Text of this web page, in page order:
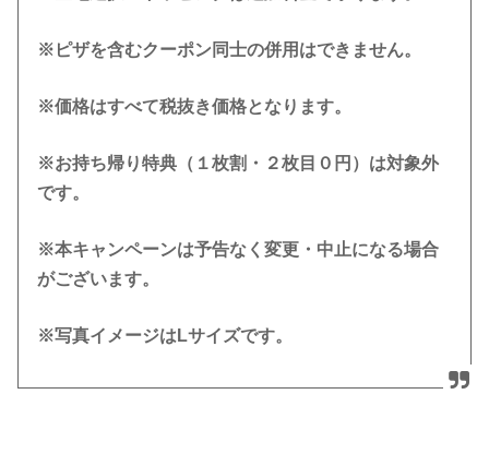
※ピザを含むクーポン同士の併用はできません。
※価格はすべて税抜き価格となります。
※お持ち帰り特典（１枚割・２枚目０円）は対象外
です。
※本キャンペーンは予告なく変更・中止になる場合
がございます。
※写真イメージはLサイズです。